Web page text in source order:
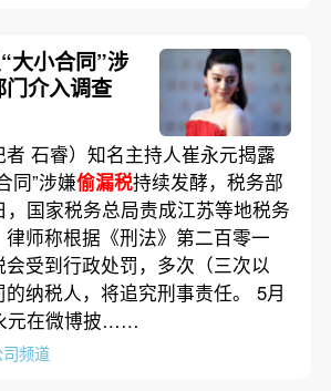
大小合同”涉
介入调查
者 石睿）知名主持人崔永元揭露
同”涉嫌偷漏税持续发酵，税务部
，国家税务总局责成江苏等地税务
师称根据《刑法》第二百零一
受到行政处罚，多次（三次以
纳税人，将追究刑事责任。 5月
元在微博披……
司频道